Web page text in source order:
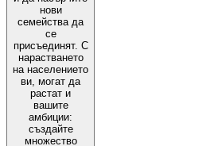
нови
семейства да
се
присъединят. С
нарастването
на населението
ви, могат да
растат и
вашите
амбиции:
създайте
множество